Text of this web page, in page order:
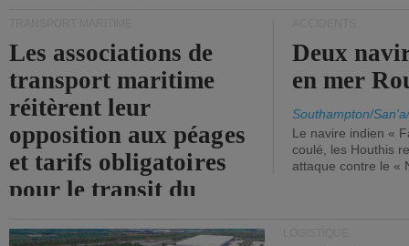
Les associations de
transport maritime
réitèrent leur
opposition aux péages
et tarifs obligatoires
pour le transit du
Deux
en mer
Southampton/
Le navire indien «
coulé, les Houthis
attaque contre le «